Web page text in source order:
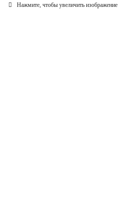
Нажмите, чтобы увеличить изображение